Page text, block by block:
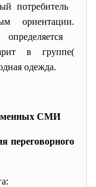
потребитель
ориентации.
в группе(
одежда.
СМИ
переговорного